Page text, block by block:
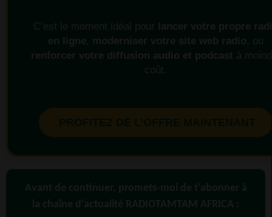
C’est le moment idéal pour
lancer votre propre
en ligne, moderniser votre site web radio, ou
renforcer votre diffusion audio et podcast à
coût.
Avant de continuer, promets-moi de t'abonner à
la chaîne d'actualité RADIOTAMTAM AFRICA :